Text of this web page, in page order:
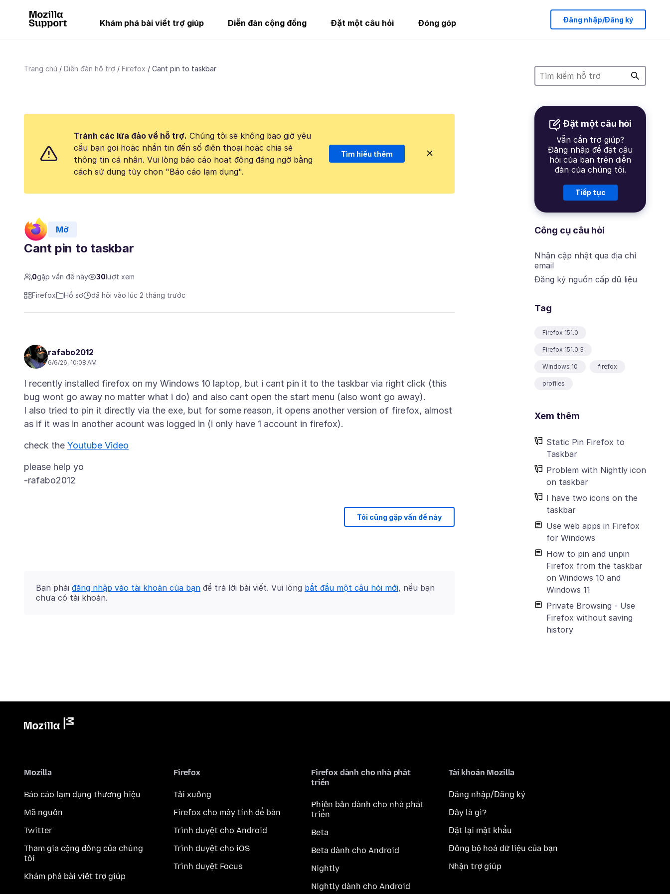
Khám phá bài viết trợ giúp Diễn đàn cộng đồng Đặt một câu hỏi Đóng góp Đăng nhập/Đăng ký
Trang chủ Diễn đàn hỗ trợ Firefox Cant pin to taskbar
Đặt một câu hỏi
Vẫn cần trợ giúp?
Đăng nhập để đặt câu
hỏi của bạn trên diễn
đàn của chúng tôi.
Tiếp tục
Công cụ câu hỏi
Nhận cập nhật qua địa chỉ
email
Đăng ký nguồn cấp dữ liệu
Tag
Firefox 151.0
Firefox 151.0.3
Windows 10 firefox
profiles
Xem thêm
Static Pin Firefox to
Taskbar
Problem with Nightly icon
on taskbar
I have two icons on the
taskbar
Use web apps in Firefox
for Windows
How to pin and unpin
Firefox from the taskbar
on Windows 10 and
Windows 11
Private Browsing - Use
Firefox without saving
history
Tránh các lừa đảo về hỗ trợ. Chúng tôi sẽ không bao giờ yêu
cầu bạn gọi hoặc nhắn tin đến số điện thoại hoặc chia sẻ
thông tin cá nhân. Vui lòng báo cáo hoạt động đáng ngờ bằng
cách sử dụng tùy chọn "Báo cáo lạm dụng".
Tìm hiểu thêm
Mở
Cant pin to taskbar
0gặp vấn đề này 30 lượt xem
Firefox Hồ sơ đã hỏi vào lúc 2 tháng trước
rafabo2012
6/6/26, 10:08 AM
I recently installed firefox on my Windows 10 laptop, but i cant pin it to the taskbar via right click (this
bug wont go away no matter what i do) and also cant open the start menu (also wont go away).
I also tried to pin it directly via the exe, but for some reason, it opens another version of firefox, almost
check the Youtube Video
please help yo
Tôi cũng gặp vấn đề này
Bạn phải đăng nhập vào tài khoản của bạn để trả lời bài viết. Vui lòng bắt đầu một câu hỏi mới, nếu bạn
chưa có tài khoản.
Mozilla
Báo cáo lạm dụng thương hiệu
Mã nguồn
Twitter
Tham gia cộng đồng của chúng
tôi
Khám phá bài viết trợ giúp
Firefox
Tải xuống
Firefox cho máy tính để bàn
Trình duyệt cho Android
Trình duyệt cho iOS
Trình duyệt Focus
Firefox dành cho nhà phát
triển
Phiên bản dành cho nhà phát
triển
Beta
Beta dành cho Android
Nightly
Nightly dành cho Android
Tài khoản Mozilla
Đăng nhập/Đăng ký
Đây là gì?
Đặt lại mật khẩu
Đồng bộ hoá dữ liệu của bạn
Nhận trợ giúp